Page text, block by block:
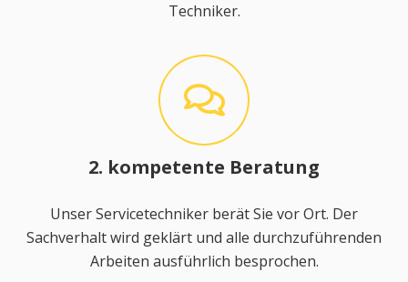
Techniker.
2. kompetente Beratung
Unser Servicetechniker berät Sie vor Ort. Der
Sachverhalt wird geklärt und alle durchzuführenden
Arbeiten ausführlich besprochen.